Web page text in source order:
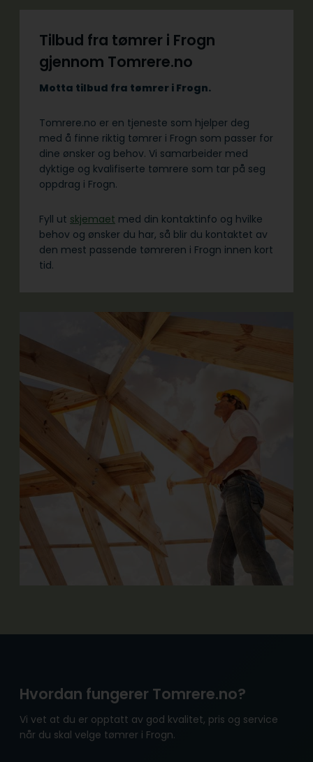
Tilbud fra tømrer i Frogn
gjennom Tomrere.no
Motta tilbud fra tømrer i Frogn.
Tomrere.no er en tjeneste som hjelper deg
med å finne riktig tømrer i Frogn som passer for
dine ønsker og behov. Vi samarbeider med
dyktige og kvalifiserte tømrere som tar på seg
oppdrag i Frogn.
Fyll ut skjemaet med din kontaktinfo og hvilke
behov og ønsker du har, så blir du kontaktet av
den mest passende tømreren i Frogn innen kort
tid.
Hvordan fungerer Tomrere.no?
Vi vet at du er opptatt av god kvalitet, pris og service
når du skal velge tømrer i Frogn.